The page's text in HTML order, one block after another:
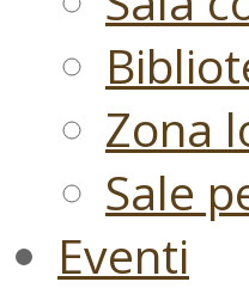
Zona
Sale
Eventi